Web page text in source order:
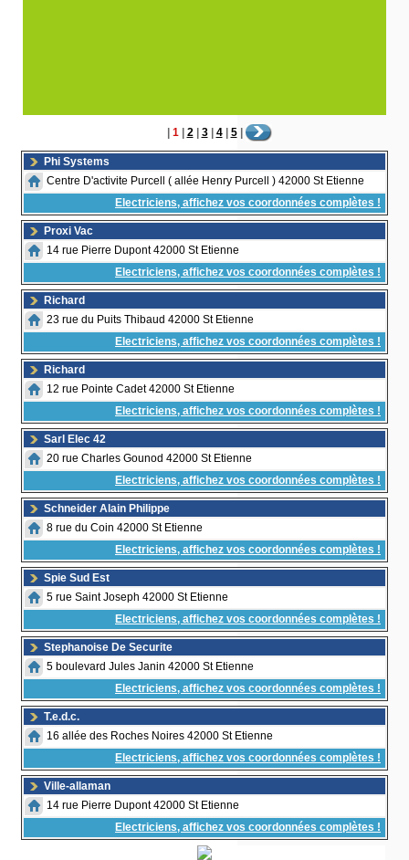
| 1 | 2 | 3| 4| 5|
Phi Systems
Centre D'activite Purcell ( allée Henry Purcell ) 42000 St Etienne
Electriciens, affichez vos coordonnées complètes !
Proxi Vac
14 rue Pierre Dupont 42000 St Etienne
Electriciens, affichez vos coordonnées complètes !
Richard
23 rue du Puits Thibaud 42000 St Etienne
Electriciens, affichez vos coordonnées complètes !
Richard
12 rue Pointe Cadet 42000 St Etienne
Electriciens, affichez vos coordonnées complètes !
Sarl Elec 42
20 rue Charles Gounod 42000 St Etienne
Electriciens, affichez vos coordonnées complètes !
Schneider Alain Philippe
8 rue du Coin 42000 St Etienne
Electriciens, affichez vos coordonnées complètes !
Spie Sud Est
5 rue Saint Joseph 42000 St Etienne
Electriciens, affichez vos coordonnées complètes !
Stephanoise De Securite
5 boulevard Jules Janin 42000 St Etienne
Electriciens, affichez vos coordonnées complètes !
T.e.d.c.
16 allée des Roches Noires 42000 St Etienne
Electriciens, affichez vos coordonnées complètes !
Ville-allaman
14 rue Pierre Dupont 42000 St Etienne
Electriciens, affichez vos coordonnées complètes !